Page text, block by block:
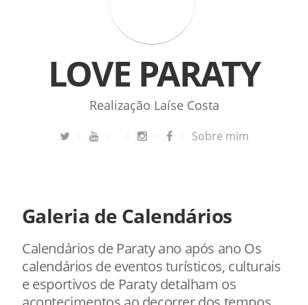
LOVE PARATY
Realização Laíse Costa
· · · · · Sobre mim
Galeria de Calendários
Calendários de Paraty ano após ano Os
calendários de eventos turísticos, culturais
e esportivos de Paraty detalham os